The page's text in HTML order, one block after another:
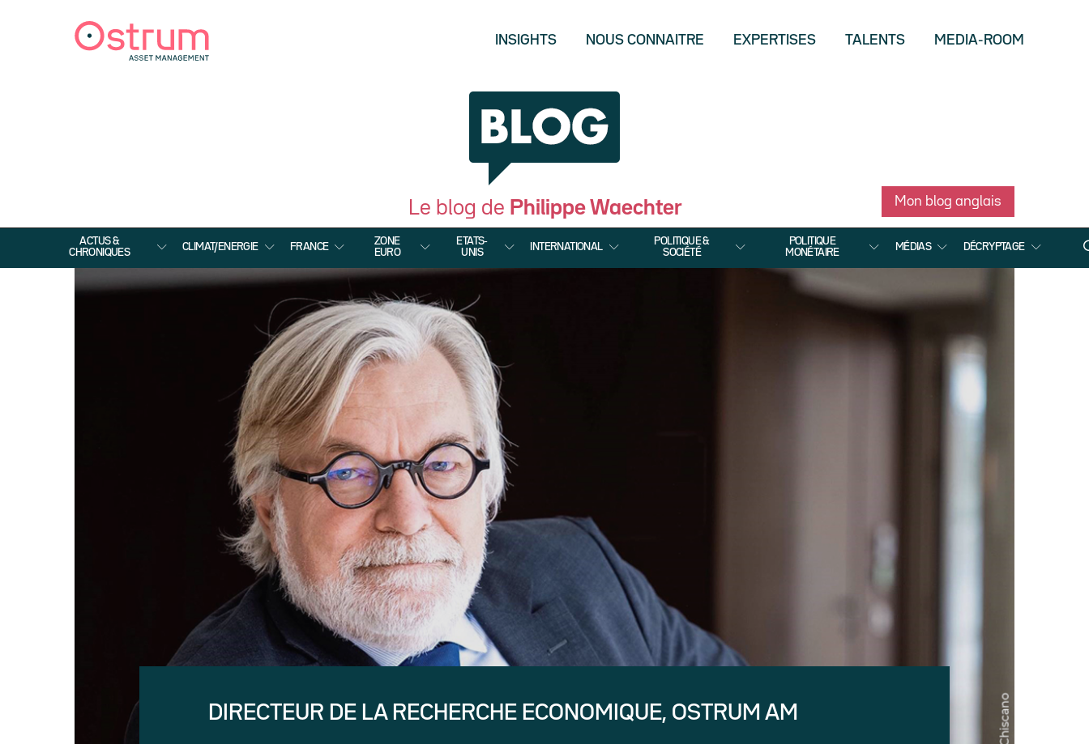
INSIGHTS NOUS CONNAITRE EXPERTISES TALENTS MEDIA-ROOM
Le blog de Philippe Waechter Mon blog anglais
ACTUS &
CHRONIQUES
CLIMAT/ENERGIE FRANCE
ZONE
EURO
ETATS-
UNIS
INTERNATIONAL
POLITIQUE &
SOCIÉTÉ
POLITIQUE
MONÉTAIRE
MÉDIAS DÉCRYPTAGE
DIRECTEUR DE LA RECHERCHE ECONOMIQUE, OSTRUM AM